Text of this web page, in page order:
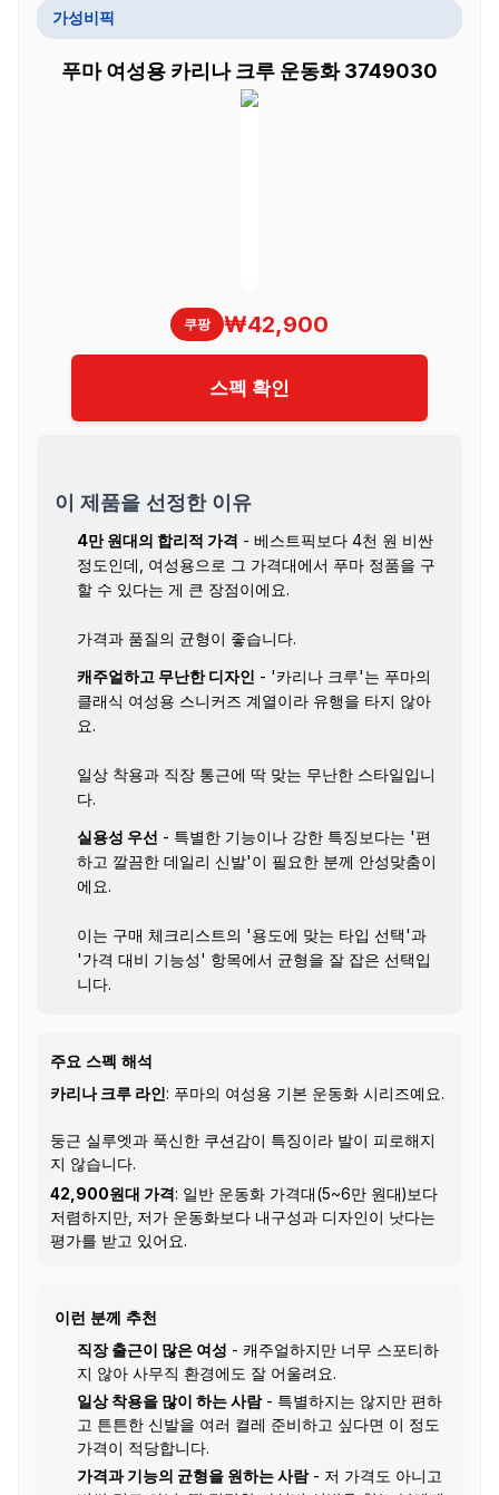
가성비픽
푸마 여성용 카리나 크루 운동화 3749030
쿠팡 ₩42,900
스펙 확인
이 제품을 선정한 이유
4만 원대의 합리적 가격 - 베스트픽보다 4천 원 비싼
정도인데, 여성용으로 그 가격대에서 푸마 정품을 구
할 수 있다는 게 큰 장점이에요.
가격과 품질의 균형이 좋습니다.
캐주얼하고 무난한 디자인 - '카리나 크루'는 푸마의
클래식 여성용 스니커즈 계열이라 유행을 타지 않아
요.
일상 착용과 직장 통근에 딱 맞는 무난한 스타일입니
다.
실용성 우선 - 특별한 기능이나 강한 특징보다는 '편
하고 깔끔한 데일리 신발'이 필요한 분께 안성맞춤이
에요.
이는 구매 체크리스트의 '용도에 맞는 타입 선택'과
'가격 대비 기능성' 항목에서 균형을 잘 잡은 선택입
니다.
주요 스펙 해석
카리나 크루 라인: 푸마의 여성용 기본 운동화 시리즈예요.
둥근 실루엣과 푹신한 쿠션감이 특징이라 발이 피로해지
지 않습니다.
42,900원대 가격: 일반 운동화 가격대(5~6만 원대)보다
저렴하지만, 저가 운동화보다 내구성과 디자인이 낫다는
평가를 받고 있어요.
이런 분께 추천
직장 출근이 많은 여성 - 캐주얼하지만 너무 스포티하
지 않아 사무직 환경에도 잘 어울려요.
일상 착용을 많이 하는 사람- 특별하지는 않지만 편하
고 튼튼한 신발을 여러 켤레 준비하고 싶다면 이 정도
가격이 적당합니다.
가격과 기능의 균형을 원하는 사람- 저 가격도 아니고